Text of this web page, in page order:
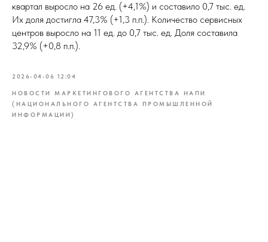
квартал выросло на 26 ед. (+4,1%) и составило 0,7 тыс. ед.
Их доля достигла 47,3% (+1,3 п.п.). Количество сервисных
центров выросло на 11 ед. до 0,7 тыс. ед. Доля составила
32,9% (+0,8 п.п.).
2026-04-06 12:04
НОВОСТИ МАРКЕТИНГОВОГО АГЕНТСТВА НАПИ
(НАЦИОНАЛЬНОГО АГЕНТСТВА ПРОМЫШЛЕННОЙ
ИНФОРМАЦИИ)